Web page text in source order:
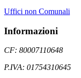
Uffici non Comunali
Informazioni
CF: 80007110648
P.IVA: 01754310645